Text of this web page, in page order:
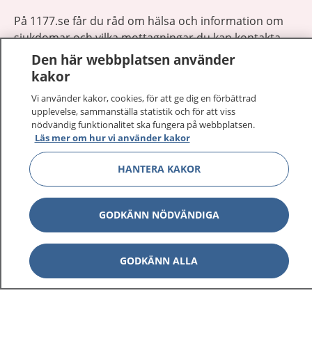
På 1177.se får du råd om hälsa och information om
sjukdomar och vilka mottagningar du kan kontakta.
Logga in för att läsa din journal och göra dina
vårdärenden. Ring telefonnummer 1177 för
1177 ger dig råd när du vill må bättre.
1177 på flera språk
Om 1177 Visa
Kontakt Visa
Den här webbplatsen använder
kakor
Vi använder kakor, cookies, för att ge dig en förbättrad
upplevelse, sammanställa statistik och för att viss
nödvändig funktionalitet ska fungera på webbplatsen.
Läs mer om hur vi använder kakor
HANTERA KAKOR
GODKÄNN NÖDVÄNDIGA
GODKÄNN ALLA